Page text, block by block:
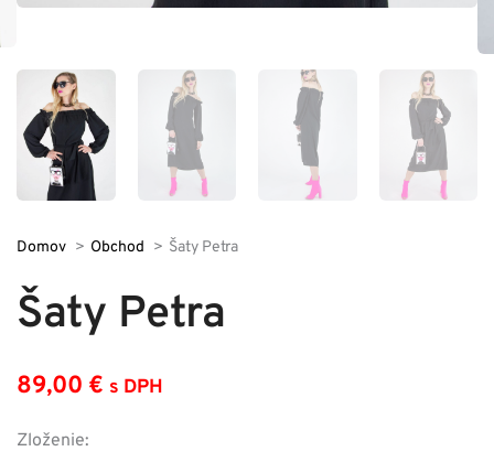
Domov Obchod Šaty Petra
Šaty Petra
89,00 € s DPH
Zloženie: